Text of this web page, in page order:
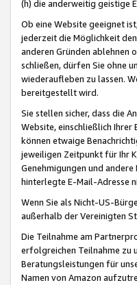
(h) die anderweitig geistige
Ob eine Website geeignet
jederzeit die Möglichkeit
anderen Gründen ablehnen
schließen, dürfen Sie ohne
wiederaufleben zu lassen.
bereitgestellt wird.
Sie stellen sicher, dass die
Website, einschließlich
können etwaige
jeweiligen Zeitpunkt für Ihr
Genehmigungen und
hinterlegte E-Mail-Adresse
Wenn Sie als Nicht-US-
außerhalb der Vereinigten
Die Teilnahme am
erfolgreichen Teilnahme zu
Beratungsleistungen für
Namen von Amazon